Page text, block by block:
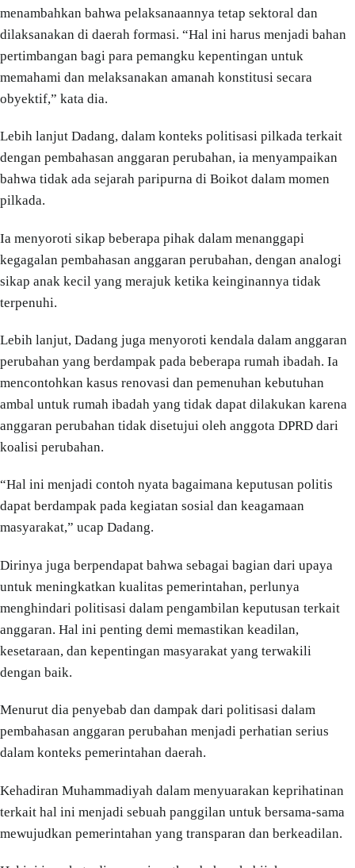
menambahkan bahwa pelaksanaannya tetap sektoral dan
dilaksanakan di daerah formasi. “Hal ini harus menjadi bahan
pertimbangan bagi para pemangku kepentingan untuk
memahami dan melaksanakan amanah konstitusi secara
obyektif,” kata dia.
Lebih lanjut Dadang, dalam konteks politisasi pilkada terkait
dengan pembahasan anggaran perubahan, ia menyampaikan
bahwa tidak ada sejarah paripurna di Boikot dalam momen
pilkada.
Ia menyoroti sikap beberapa pihak dalam menanggapi
kegagalan pembahasan anggaran perubahan, dengan analogi
sikap anak kecil yang merajuk ketika keinginannya tidak
terpenuhi.
Lebih lanjut, Dadang juga menyoroti kendala dalam anggaran
perubahan yang berdampak pada beberapa rumah ibadah. Ia
mencontohkan kasus renovasi dan pemenuhan kebutuhan
ambal untuk rumah ibadah yang tidak dapat dilakukan karena
anggaran perubahan tidak disetujui oleh anggota DPRD dari
koalisi perubahan.
“Hal ini menjadi contoh nyata bagaimana keputusan politis
dapat berdampak pada kegiatan sosial dan keagamaan
masyarakat,” ucap Dadang.
Dirinya juga berpendapat bahwa sebagai bagian dari upaya
untuk meningkatkan kualitas pemerintahan, perlunya
menghindari politisasi dalam pengambilan keputusan terkait
anggaran. Hal ini penting demi memastikan keadilan,
kesetaraan, dan kepentingan masyarakat yang terwakili
dengan baik.
Menurut dia penyebab dan dampak dari politisasi dalam
pembahasan anggaran perubahan menjadi perhatian serius
dalam konteks pemerintahan daerah.
Kehadiran Muhammadiyah dalam menyuarakan keprihatinan
terkait hal ini menjadi sebuah panggilan untuk bersama-sama
mewujudkan pemerintahan yang transparan dan berkeadilan.